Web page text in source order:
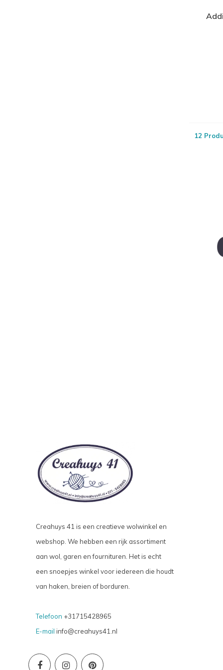
12
Creahuys 41 is een creatieve wolwinkel en
webshop. We hebben een rijk assortiment
aan wol, garen en fournituren. Het is echt
een snoepjes winkel voor iedereen die houdt
van haken, breien of borduren.
Telefoon +31715428965
E-mail info@creahuys41.nl